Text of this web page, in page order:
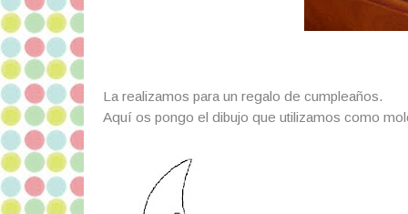
La realizamos para un regalo de cumpleaños.
Aquí os pongo el dibujo que utilizamos como